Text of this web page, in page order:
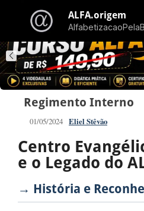
ALFA.origem
Regimento Interno
01/05/2024 Eliel Stêvão
Centro
e o Legado do
→ História e